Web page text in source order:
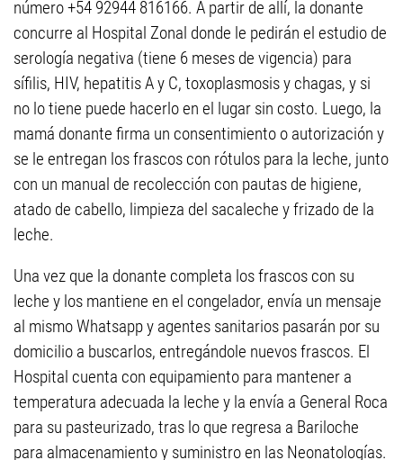
número +54 92944 816166. A partir de allí, la donante
concurre al Hospital Zonal donde le pedirán el estudio de
serología negativa (tiene 6 meses de vigencia) para
sífilis, HIV, hepatitis A y C, toxoplasmosis y chagas, y si
no lo tiene puede hacerlo en el lugar sin costo. Luego, la
mamá donante firma un consentimiento o autorización y
se le entregan los frascos con rótulos para la leche, junto
con un manual de recolección con pautas de higiene,
atado de cabello, limpieza del sacaleche y frizado de la
leche.
Una vez que la donante completa los frascos con su
leche y los mantiene en el congelador, envía un mensaje
al mismo Whatsapp y agentes sanitarios pasarán por su
domicilio a buscarlos, entregándole nuevos frascos. El
Hospital cuenta con equipamiento para mantener a
temperatura adecuada la leche y la envía a General Roca
para su pasteurizado, tras lo que regresa a Bariloche
para almacenamiento y suministro en las Neonatologías.